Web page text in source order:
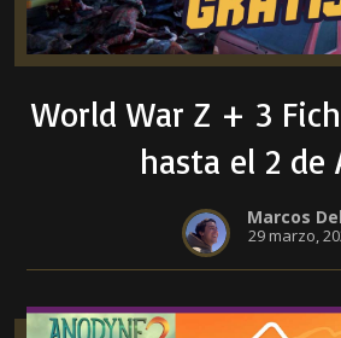
World War Z + 3
hasta el 2 de
Marcos
29 marzo,